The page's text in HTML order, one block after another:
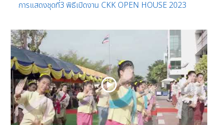
การแสดงชุดที่3 พิธีเปิดงาน CKK OPEN HOUSE 2023